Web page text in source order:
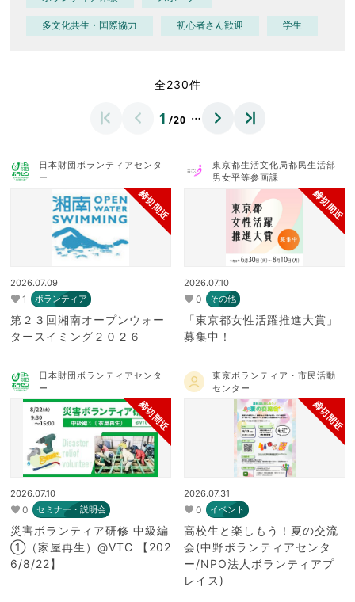
多文化共生・国際協力 初心者さん歓迎 学生
全230件
1 /20 …
日本財団ボランティアセンタ
ー
締切間近
2026.07.09
1 ボランティア
第２３回湘南オープンウォー
タースイミング２０２６
東京都生活文化局都民生活部
男女平等参画課
締切間近
2026.07.10
0 その他
「東京都女性活躍推進大賞」
募集中！
日本財団ボランティアセンタ
ー
締切間近
2026.07.10
0 セミナー・説明会
災害ボランティア研修 中級編
①（家屋再生）@VTC 【202
6/8/22】
東京ボランティア・市民活動
センター
締切間近
2026.07.31
0 イベント
高校生と楽しもう！夏の交流
会(中野ボランティアセンタ
ー/NPO法人ボランティアプ
レイス)